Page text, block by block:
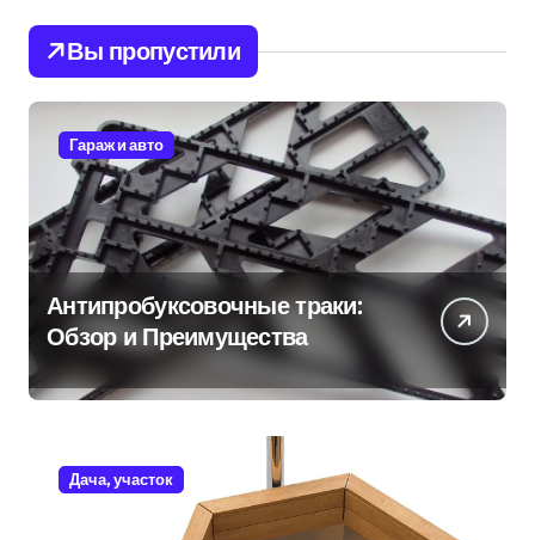
Вы пропустили
Гараж и авто
Антипробуксовочные траки:
Обзор и Преимущества
Дача, участок